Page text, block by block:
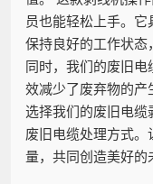
员也能轻松上手。
保持良好的工作状态
同时，我们的废旧
效减少了废弃物的产
选择我们的废旧电
废旧电缆处理方式
量，共同创造美好的